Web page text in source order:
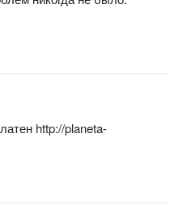
http://planeta-